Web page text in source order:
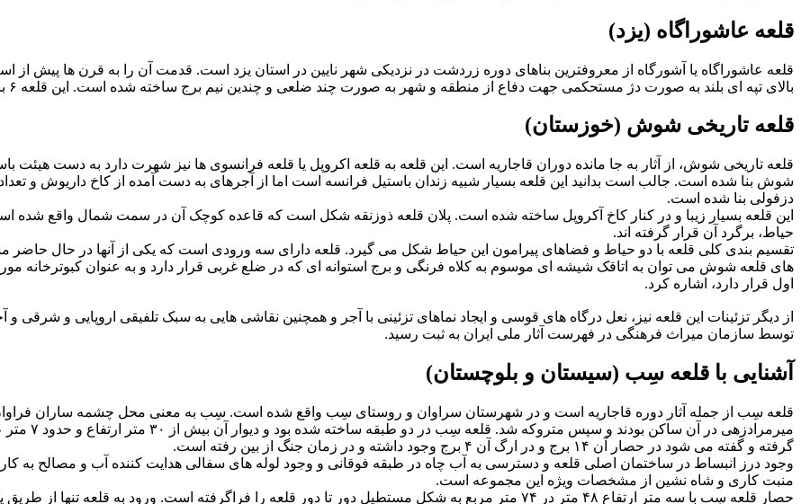
قلعه عاشوراگاه (یزد)
قلعه عاشوراگاه یا آشورگاه از معروفترین بناهای دوره زردشت در نزدیکی شهر نایین در استان یزد است. قدمت آن را به قرن ها پیش از
بالای تپه ای بلند به صورت دژ مستحکمی جهت دفاع از منطقه و شهر به صورت چند ضلعی و چندین نیم برج ساخته شده است. این قلعه ۶ برج دارد و سنگی است. قطر خارجی یکی از برج ها ۱۶ متر است.
قلعه تاریخی شوش (خوزستان)
شوش بنا شده است. جالب است بدانید این قلعه بسیار شبیه زندان باستیل فرانسه است اما از آجرهای به دست آمده از کاخ داریوش و
دزفولی بنا شده است.
این قلعه بسیار زیبا و در کنار کاخ آکروپل ساخته شده است. پلان قلعه ذوزنقه شکل است که قاعده کوچک آن در سمت شمال واقع شده
حیاط، برگرد آن قرار گرفته اند.
تقسیم بندی کلی قلعه با دو حیاط و فضاهای پیرامون این حیاط شکل می گیرد. قلعه دارای سه ورودی است که یکی از آنها در حال
های قلعه شوش می توان به اتاقک شیشه ای موسوم به کلاه فرنگی و برج استوانه ای که در ضلع غربی قرار دارد و به عنوان کبوترخانه
اول قرار دارد، اشاره کرد.
توسط سازمان میراث فرهنگی در فهرست آثار ملی ایران به ثبت رسید.
آشنایی با قلعه سِب (سیستان و بلوچستان)
گرفته و گفته می شود در حصار آن ۱۴ برج و در ارگ آن ۴ برج وجود داشته و در زمان جنگ از بین رفته است.
وجود درز انبساط در ساختمان اصلی قلعه و دسترسی به آب چاه در طبقه فوقانی و وجود لوله های سفالی هدایت کننده آب و مصالح
منبت کاری و شاه نشین از مشخصات ویژه این مجموعه است.